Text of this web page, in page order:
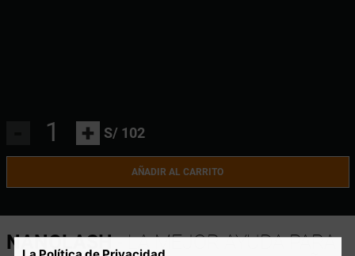
+ S/ 102
AÑADIR AL CARRITO
NANOLASH- LA MEJOR AYUDA PARA